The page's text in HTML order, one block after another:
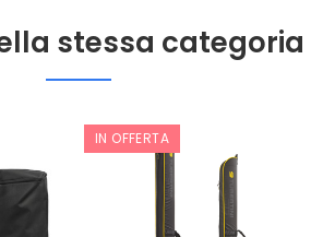
stessa categoria
IN OFFERTA